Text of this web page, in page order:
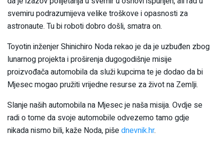
svemiru podrazumijeva velike troškove i opasnosti za
astronaute. Tu bi roboti dobro došli, smatra on.
Toyotin inženjer Shinichiro Noda rekao je da je uzbuđen zbog
lunarnog projekta i proširenja dugogodišnje misije
proizvođača automobila da služi kupcima te je dodao da bi
Mjesec mogao pružiti vrijedne resurse za život na Zemlji.
Slanje naših automobila na Mjesec je naša misija. Ovdje se
radi o tome da svoje automobile odvezemo tamo gdje
nikada nismo bili, kaže Noda, pišednevnik.hr.